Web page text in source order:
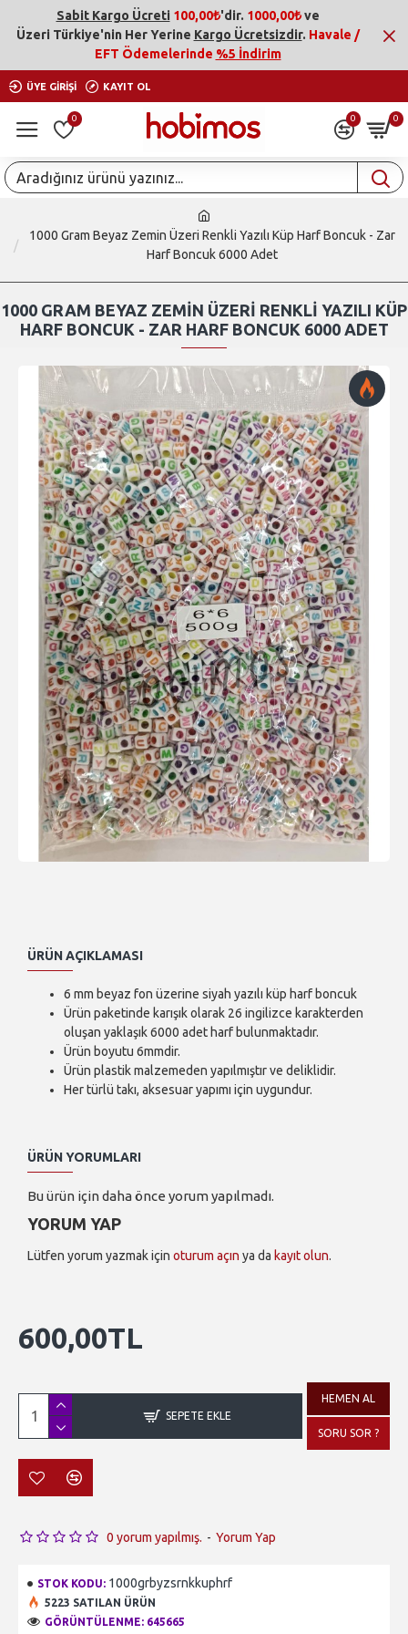
Sabit Kargo Ücreti 100,00₺'dir. 1000,00₺ve
Üzeri Türkiye'nin Her Yerine Kargo Ücretsizdir. Havale /
EFT Ödemelerinde %5 İndirim
ÜYE GIRIŞI KAYIT OL
0 0 0
1000 Gram Beyaz Zemin Üzeri Renkli Yazılı Küp Harf Boncuk - Zar
Harf Boncuk 6000 Adet
1000 GRAM BEYAZ ZEMIN ÜZERI RENKLI YAZILI KÜP
HARF BONCUK - ZAR HARF BONCUK 6000 ADET
ÜRÜN AÇIKLAMASI
6 mm beyaz fon üzerine siyah yazılı küp harf boncuk
Ürün paketinde karışık olarak 26 ingilizce karakterden
oluşan yaklaşık 6000 adet harf bulunmaktadır.
Ürün boyutu 6mmdir.
Ürün plastik malzemeden yapılmıştır ve deliklidir.
Her türlü takı, aksesuar yapımı için uygundur.
ÜRÜN YORUMLARI
Bu ürün için daha önce yorum yapılmadı.
YORUM YAP
Lütfen yorum yazmak için oturum açın ya da kayıt olun.
STOK KODU: 1000grbyzsrnkkuphrf
5223 SATILAN ÜRÜN
GÖRÜNTÜLENME: 645665
0 yorum yapılmış. - Yorum Yap
600,00TL
SEPETE EKLE
HEMEN AL
SORU SOR ?